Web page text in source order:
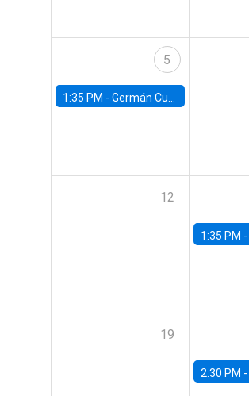
5
1:35 PM - Germán Cubas, University of Houston
12
1:35 PM -
19
2:30 PM -